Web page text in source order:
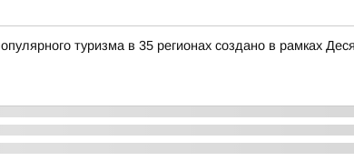
туризма в 35 регионах создано в рамках